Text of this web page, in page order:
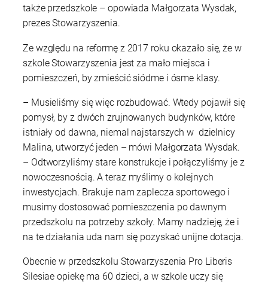
także przedszkole – opowiada Małgorzata Wysdak,
prezes Stowarzyszenia.
Ze względu na reformę z 2017 roku okazało się, że w
szkole Stowarzyszenia jest za mało miejsca i
pomieszczeń, by zmieścić siódme i ósme klasy.
– Musieliśmy się więc rozbudować. Wtedy pojawił się
pomysł, by z dwóch zrujnowanych budynków, które
istniały od dawna, niemal najstarszych w dzielnicy
Malina, utworzyć jeden – mówi Małgorzata Wysdak.
– Odtworzyliśmy stare konstrukcje i połączyliśmy je z
nowoczesnością. A teraz myślimy o kolejnych
inwestycjach. Brakuje nam zaplecza sportowego i
musimy dostosować pomieszczenia po dawnym
przedszkolu na potrzeby szkoły. Mamy nadzieję, że i
na te działania uda nam się pozyskać unijne dotacja.
Obecnie w przedszkolu Stowarzyszenia Pro Liberis
Silesiae opiekę ma 60 dzieci, a w szkole uczy się